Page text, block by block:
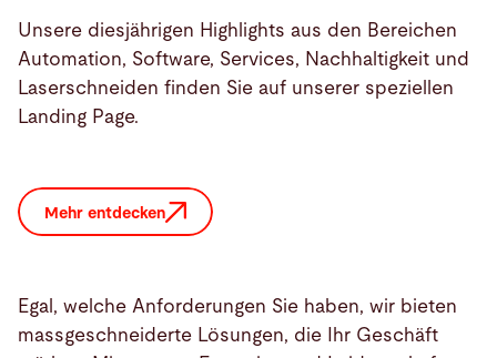
Unsere diesjährigen Highlights aus den Bereichen
Automation, Software, Services, Nachhaltigkeit und
Laserschneiden finden Sie auf unserer speziellen
Landing Page.
Mehr entdecken
Egal, welche Anforderungen Sie haben, wir bieten
massgeschneiderte Lösungen, die Ihr Geschäft